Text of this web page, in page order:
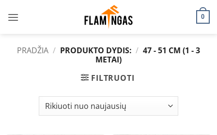
0
PRADŽIA / PRODUKTO DYDIS: / 47 - 51 CM (1 - 3
METAI)
FILTRUOTI